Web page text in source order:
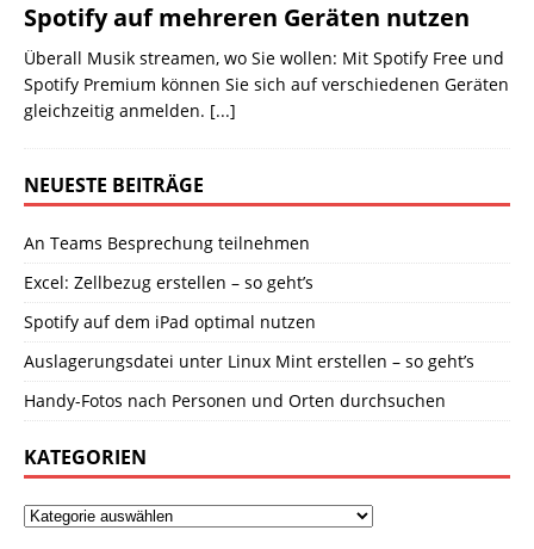
Spotify auf mehreren Geräten nutzen
Überall Musik streamen, wo Sie wollen: Mit Spotify Free und
Spotify Premium können Sie sich auf verschiedenen Geräten
gleichzeitig anmelden. [...]
NEUESTE BEITRÄGE
An Teams Besprechung teilnehmen
Excel: Zellbezug erstellen – so geht’s
Spotify auf dem iPad optimal nutzen
Auslagerungsdatei unter Linux Mint erstellen – so geht’s
Handy-Fotos nach Personen und Orten durchsuchen
KATEGORIEN